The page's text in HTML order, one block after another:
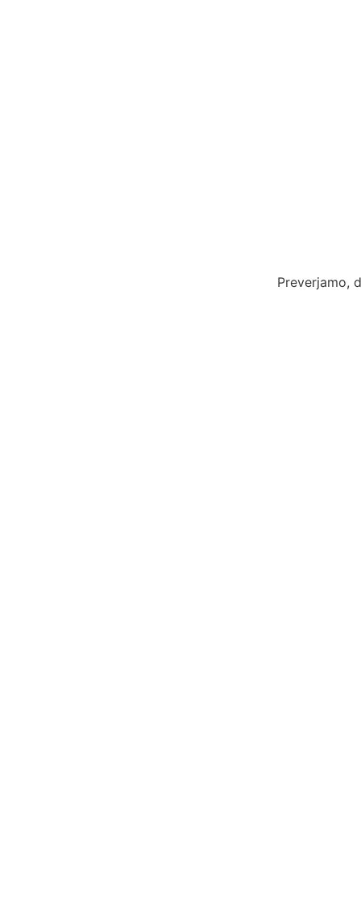
Preverjamo,